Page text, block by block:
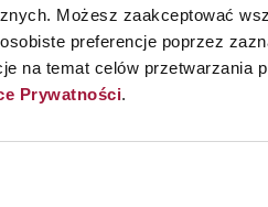
Możesz zaakceptować
preferencje poprzez
na temat celów przetwarzania
Prywatności.
NA BIEŻĄCO
NASZEGO
Wyślij
na newsletter w celu